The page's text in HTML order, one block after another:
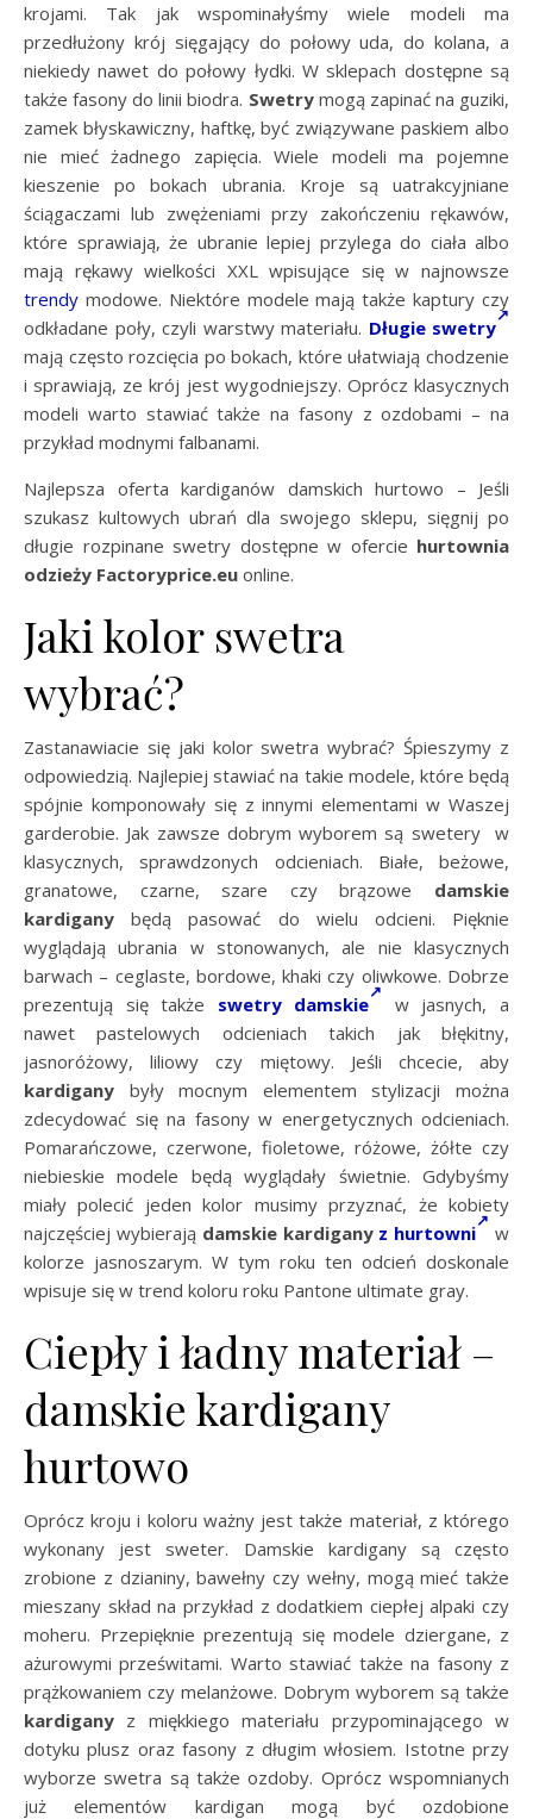
krojami. Tak jak wspominałyśmy wiele modeli ma
przedłużony krój sięgający do połowy uda, do kolana, a
niekiedy nawet do połowy łydki. W sklepach dostępne są
także fasony do linii biodra. Swetrymogą zapinać na guziki,
zamek błyskawiczny, haftkę, być związywane paskiem albo
nie mieć żadnego zapięcia. Wiele modeli ma pojemne
kieszenie po bokach ubrania. Kroje są uatrakcyjniane
ściągaczami lub zwężeniami przy zakończeniu rękawów,
które sprawiają, że ubranie lepiej przylega do ciała albo
mają rękawy wielkości XXL wpisujące się w najnowsze
trendy modowe. Niektóre modele mają także kaptury czy
odkładane poły, czyli warstwy materiału. Długie swetry
mają często rozcięcia po bokach, które ułatwiają chodzenie
i sprawiają, ze krój jest wygodniejszy. Oprócz klasycznych
modeli warto stawiać także na fasony z ozdobami – na
przykład modnymi falbanami.
Najlepsza oferta kardiganów damskich hurtowo – Jeśli
szukasz kultowych ubrań dla swojego sklepu, sięgnij po
długie rozpinane swetry dostępne w ofercie hurtownia
odzieży Factoryprice.eu online.
Jaki kolor swetra
wybrać?
Zastanawiacie się jaki kolor swetra wybrać? Śpieszymy z
odpowiedzią. Najlepiej stawiać na takie modele, które będą
spójnie komponowały się z innymi elementami w Waszej
garderobie. Jak zawsze dobrym wyborem są swetery w
klasycznych, sprawdzonych odcieniach. Białe, beżowe,
granatowe, czarne, szare czy brązowe damskie
kardigany będą pasować do wielu odcieni. Pięknie
wyglądają ubrania w stonowanych, ale nie klasycznych
barwach – ceglaste, bordowe, khaki czy oliwkowe. Dobrze
prezentują się także swetry damskie
w jasnych, a
nawet pastelowych odcieniach takich jak błękitny,
jasnoróżowy, liliowy czy miętowy. Jeśli chcecie, aby
kardigany były mocnym elementem stylizacji można
zdecydować się na fasony w energetycznych odcieniach.
Pomarańczowe, czerwone, fioletowe, różowe, żółte czy
niebieskie modele będą wyglądały świetnie. Gdybyśmy
miały polecić jeden kolor musimy przyznać, że kobiety
najczęściej wybierają damskie kardigany z hurtowni
w
kolorze jasnoszarym. W tym roku ten odcień doskonale
wpisuje się w trend koloru roku Pantone ultimate gray.
Ciepły i ładny materiał –
damskie kardigany
hurtowo
Oprócz kroju i koloru ważny jest także materiał, z którego
wykonany jest sweter. Damskie kardigany są często
zrobione z dzianiny, bawełny czy wełny, mogą mieć także
mieszany skład na przykład z dodatkiem ciepłej alpaki czy
moheru. Przepięknie prezentują się modele dziergane, z
ażurowymi prześwitami. Warto stawiać także na fasony z
prążkowaniem czy melanżowe. Dobrym wyborem są także
kardigany z miękkiego materiału przypominającego w
dotyku plusz oraz fasony z długim włosiem. Istotne przy
wyborze swetra są także ozdoby. Oprócz wspomnianych
już elementów kardigan mogą być ozdobione